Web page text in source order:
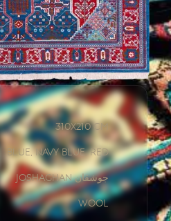
210 CM
310x
Blue, Navy Blue, Red
Joshaghan جوشقان
Wool